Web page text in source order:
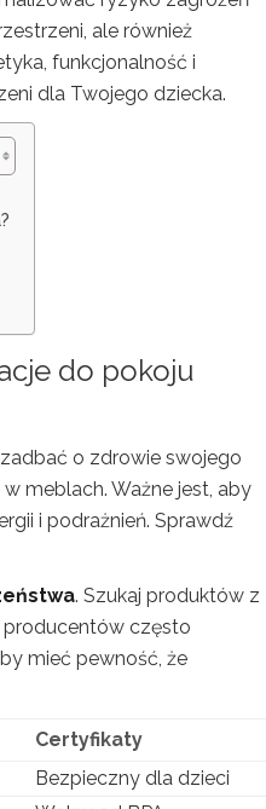
ale również
funkcjonalność i
dla Twojego dziecka.
do pokoju
o zdrowie swojego
meblach. Ważne jest, aby
i podrażnień. Sprawdź
. Szukaj produktów z
producentów często
mieć pewność, że
Certyfikaty
Bezpieczny dla dzieci